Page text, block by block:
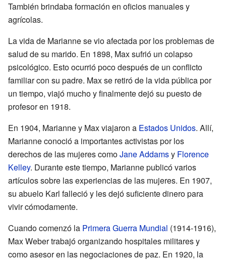
También brindaba formación en oficios manuales y
agrícolas.
La vida de Marianne se vio afectada por los problemas de
salud de su marido. En 1898, Max sufrió un colapso
psicológico. Esto ocurrió poco después de un conflicto
familiar con su padre. Max se retiró de la vida pública por
un tiempo, viajó mucho y finalmente dejó su puesto de
profesor en 1918.
En 1904, Marianne y Max viajaron a Estados Unidos. Allí,
Marianne conoció a importantes activistas por los
derechos de las mujeres comoJane Addamsy Florence
Kelley. Durante este tiempo, Marianne publicó varios
artículos sobre las experiencias de las mujeres. En 1907,
su abuelo Karl falleció y les dejó suficiente dinero para
vivir cómodamente.
Cuando comenzó la Primera Guerra Mundial (1914-1916),
Max Weber trabajó organizando hospitales militares y
como asesor en las negociaciones de paz. En 1920, la